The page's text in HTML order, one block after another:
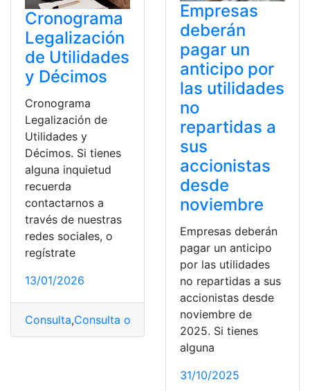
Cronograma
Legalización
de Utilidades
y Décimos
Cronograma
Legalización de
Utilidades y
Décimos. Si tienes
alguna inquietud
recuerda
contactarnos a
través de nuestras
redes sociales, o
regístrate
13/01/2026
Consulta,Consulta online Cronograma,Herramientas
Empresas
deberán
pagar un
anticipo por
las utilidades
no
repartidas a
sus
accionistas
desde
noviembre
Empresas deberán
pagar un anticipo
por las utilidades
no repartidas a sus
accionistas desde
noviembre de
2025. Si tienes
alguna
31/10/2025